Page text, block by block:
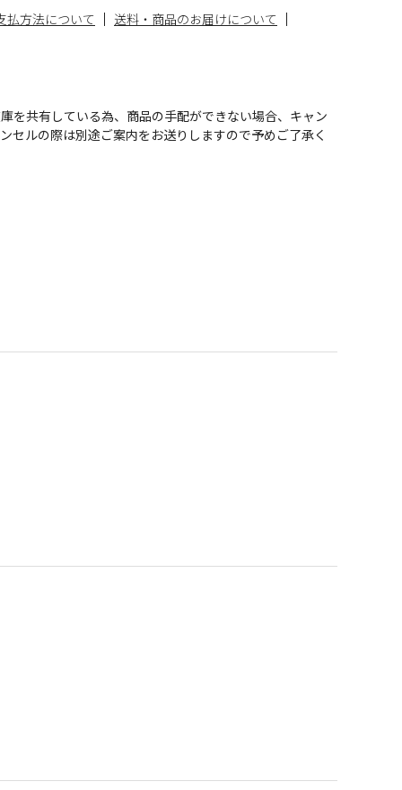
払方法について 送料・商品のお届けについて
を共有している為、商品の手配ができない場合、キャン
セルの際は別途ご案内をお送りしますので予めご了承く